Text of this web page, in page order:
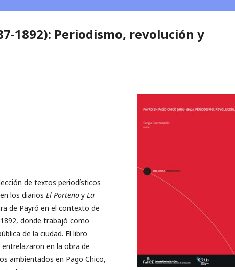
1892): Periodismo, revolución y
de textos periodísticos
los diarios El Porteño y La
de Payró en el contexto de
donde trabajó como
de la ciudad. El libro
en la obra de
ambientados en Pago Chico,